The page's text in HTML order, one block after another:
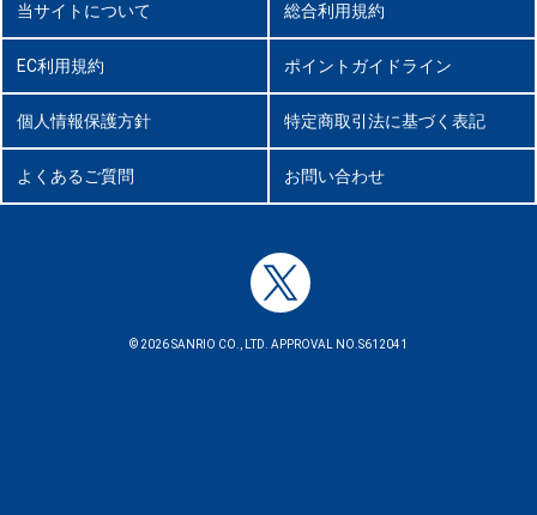
当サイトについて 総合利用規約
EC利用規約 ポイントガイドライン
個人情報保護方針 特定商取引法に基づく表記
よくあるご質問 お問い合わせ
© 2026 SANRIO CO., LTD. APPROVAL NO.S612041